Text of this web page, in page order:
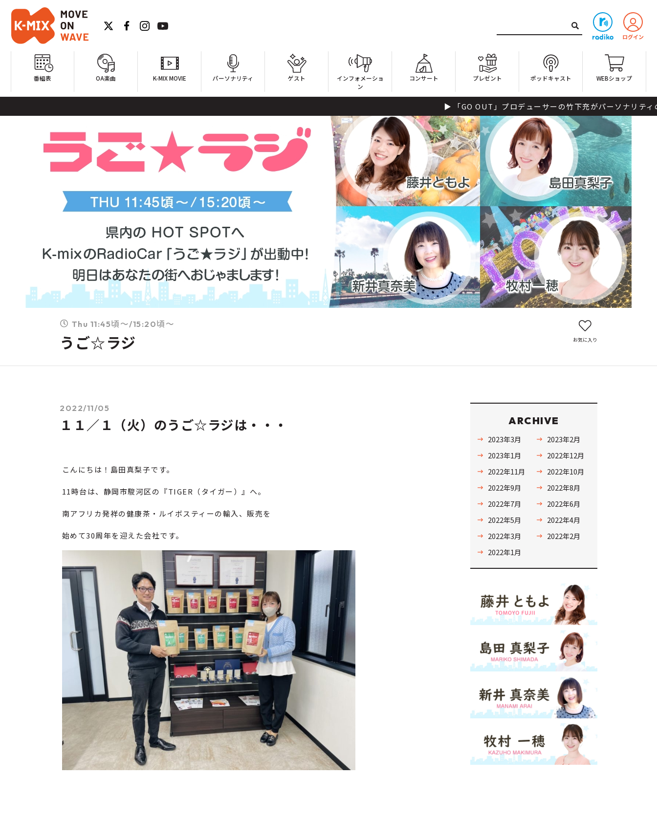
番組表 OA楽曲 K-MIX MOVIE パーソナリティ ゲスト
インフォメーショ
ン
コンサート プレゼント ポッドキャスト WEBショップ
「GO OUT」プロデューサーの竹下充がパーソナリティのizumiとともにお
Thu 11:45頃～/15:20頃～
うご☆ラジ お気に入り
2022/11/05
１１／１（火）のうご☆ラジは・・・
こんにちは！島田真梨子です。
11時台は、静岡市駿河区の『TIGER（タイガー）』へ。
南アフリカ発祥の健康茶・ルイボスティーの輸入、販売を
始めて30周年を迎えた会社です。
ARCHIVE
2023年3月
2023年2月
2023年1月
2022年12月
2022年11月
2022年10月
2022年9月
2022年8月
2022年7月
2022年6月
2022年5月
2022年4月
2022年3月
2022年2月
2022年1月